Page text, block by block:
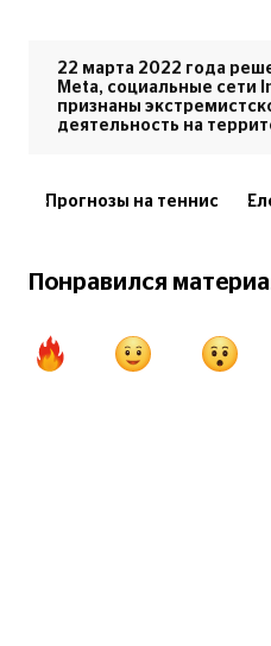
22 марта 2022 года
Meta, социальные сети
признаны
деятельность на
Прогнозы на теннис
Мария Шарапова
Понравился